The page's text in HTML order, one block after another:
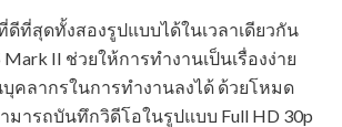
ที่สุดทั้งสองรูปแบบได้ในเวลาเดียวกัน
Mark II ช่วยให้การทำงานเป็นเรื่องง่าย
คลากรในการทำงานลงได้ ด้วยโหมด
ามารถบันทึกวิดีโอในรูปแบบ Full HD 30p